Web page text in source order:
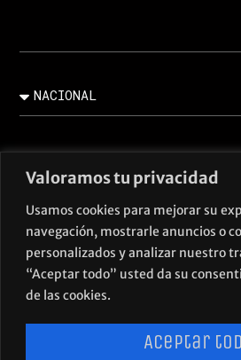
Valoramos tu privacidad
Usamos cookies para mejorar su
navegación, mostrarle anuncios o
personalizados y analizar nuestro
“Aceptar todo” usted da su
de las cookies.
Aceptar
ACEPTO LAPOLÍTICA DE
Enviar